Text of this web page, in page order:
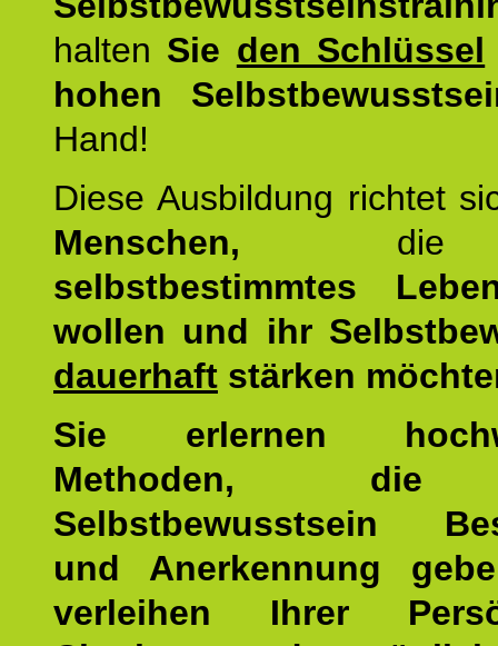
halten Sie den Schlüssel
hohen
Hand!
Diese Ausbildung richtet
Menschen,
selbstbestimmtes
wollen und ihr
dauerhaft stärken
Sie erlernen
Methoden, die
Selbstbewusstsein
und Anerkennung
verleihen Ihrer